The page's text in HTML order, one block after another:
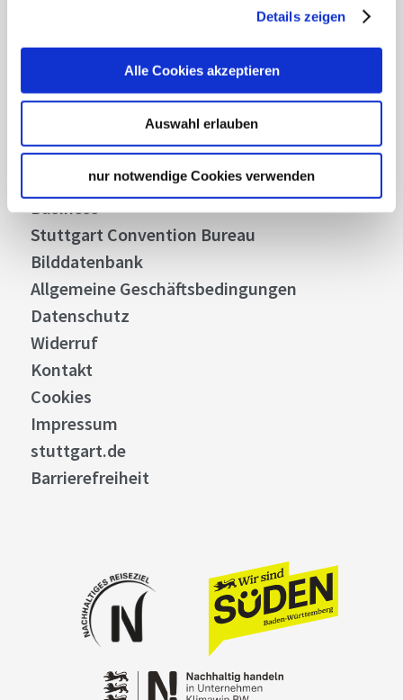
Details zeigen
Alle Cookies akzeptieren
Auswahl erlauben
nur notwendige Cookies verwenden
Stellenangebote
Business
Stuttgart Convention Bureau
Bilddatenbank
Allgemeine Geschäftsbedingungen
Datenschutz
Widerruf
Kontakt
Cookies
Impressum
stuttgart.de
Barrierefreiheit